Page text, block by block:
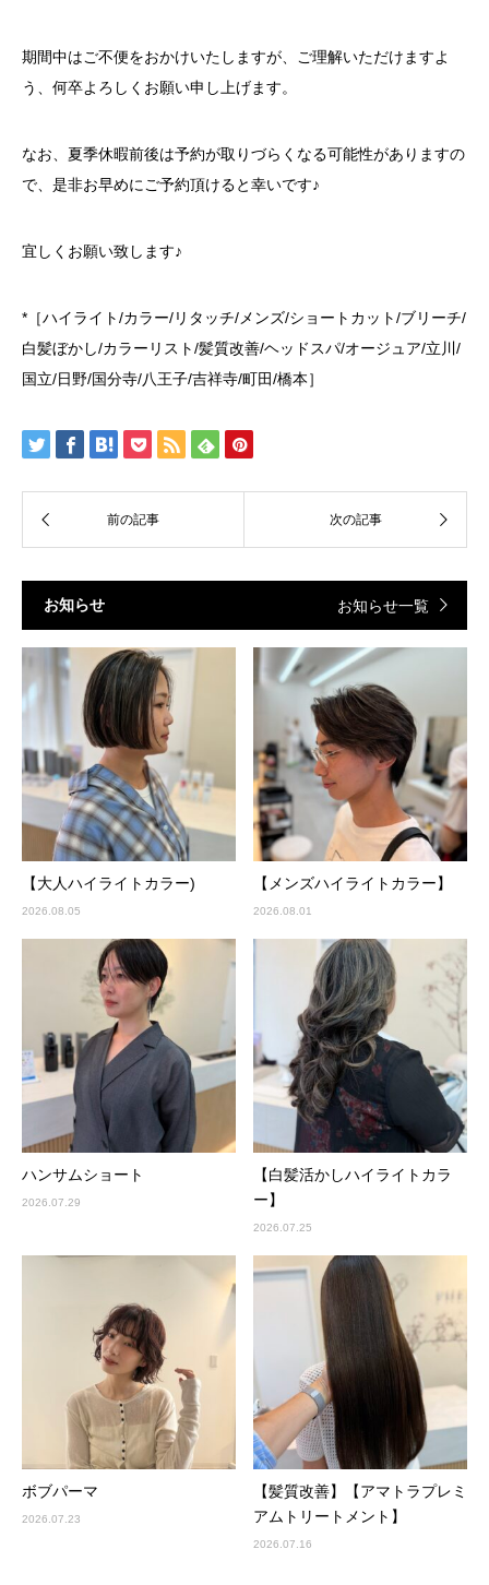
期間中はご不便をおかけいたしますが、ご理解いただけますよ
う、何卒よろしくお願い申し上げます。
なお、夏季休暇前後は予約が取りづらくなる可能性がありますの
で、是非お早めにご予約頂けると幸いです♪
宜しくお願い致します♪
*［ハイライト/カラー/リタッチ/メンズ/ショートカット/ブリーチ/
白髪ぼかし/カラーリスト/髪質改善/ヘッドスパ/オージュア/立川/
国立/日野/国分寺/八王子/吉祥寺/町田/橋本］
お知らせ お知らせ一覧
【大人ハイライトカラー)
2026.08.05
【メンズハイライトカラー】
2026.08.01
ハンサムショート
2026.07.29
【白髪活かしハイライトカラ
ー】
2026.07.25
ボブパーマ
2026.07.23
【髪質改善】【アマトラプレミ
アムトリートメント】
2026.07.16